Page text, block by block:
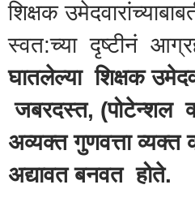
शिक्षक
स्वत:च्या दृष्टीनं
घातलेल्या शिक्षक
जबरदस्त, (पोटेन्शल
अव्यक्त गुणवत्ता व्यक्त
अद्यावत बनवत होते.